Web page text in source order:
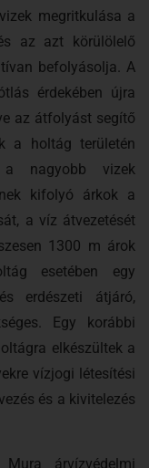
megritkulása a
az azt körülölelő
befolyásolja. A
érdekében újra
az átfolyást segítő
a holtág területén
nagyobb vizek
kifolyó árkok a
a víz átvezetését
1300 m árok
esetében egy
erdészeti átjáró,
Egy korábbi
elkészültek a
vízjogi létesítési
és a kivitelezés
árvízvédelmi